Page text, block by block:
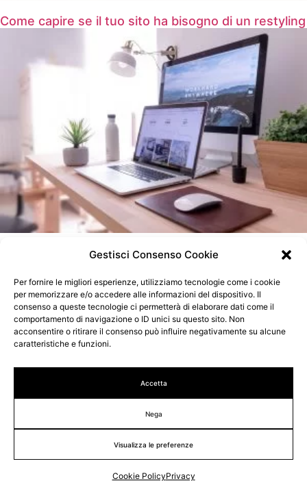
Gestisci Consenso Cookie
Per fornire le migliori esperienze, utilizziamo tecnologie come i cookie
per memorizzare e/o accedere alle informazioni del dispositivo. Il
consenso a queste tecnologie ci permetterà di elaborare dati come il
comportamento di navigazione o ID unici su questo sito. Non
acconsentire o ritirare il consenso può influire negativamente su alcune
caratteristiche e funzioni.
Accetta
Nega
Visualizza le preferenze
Cookie PolicyPrivacy
Come capire se il tuo sito ha bisogno di un restyling
Il sito web ai tempi del COVID: una soluzione al
Professionisti specializzati nella progettazione e nella
realizzazione di siti web, loghi e grafiche.
Note Legali
Cookie Policy
Gestisci Privacy